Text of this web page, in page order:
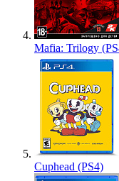
Mafia: Trilogy
Cuphead (PS4)